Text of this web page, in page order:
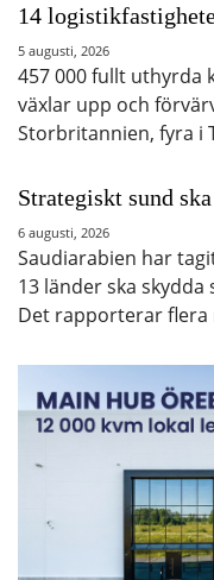
14
5 augusti, 2026
457 000 fullt uthyrda
växlar upp och
Storbritannien, fyra i
Strategiskt sund
6 augusti, 2026
Saudiarabien har
13 länder ska
Det rapporterar